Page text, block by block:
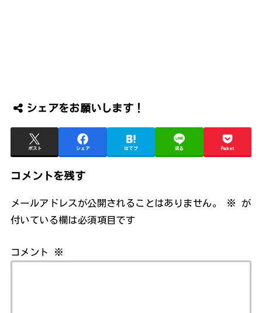
シェアをお願いします！
ポスト シェア はてブ 送る Pocket
コメントを残す
メールアドレスが公開されることはありません。 ※
が
付いている欄は必須項目です
コメント ※